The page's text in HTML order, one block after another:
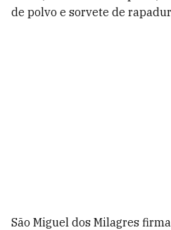
de polvo e sorvete de
São Miguel dos Milagres